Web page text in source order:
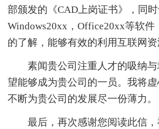
部颁发的《CAD上岗证书》，同
Windows20xx，Office20xx等软件
的了解，能够有效的利用互联网资
素闻贵公司注重人才的吸纳
望能够成为贵公司的一员。我将虚
不断为贵公司的发展尽一份薄力。
最后，再次感谢您阅读此信，